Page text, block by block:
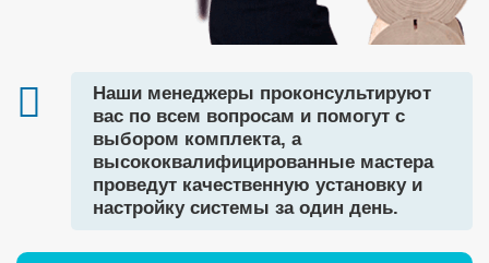
Наши менеджеры проконсультируют
вас по всем вопросам и помогут с
выбором комплекта, а
высококвалифицированные мастера
проведут качественную установку и
настройку системы за один день.